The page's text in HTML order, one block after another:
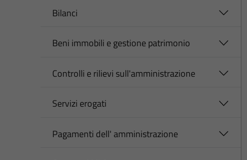
Bilanci
Beni immobili e gestione patrimonio
Controlli e rilievi sull'amministrazione
Servizi erogati
Pagamenti dell' amministrazione